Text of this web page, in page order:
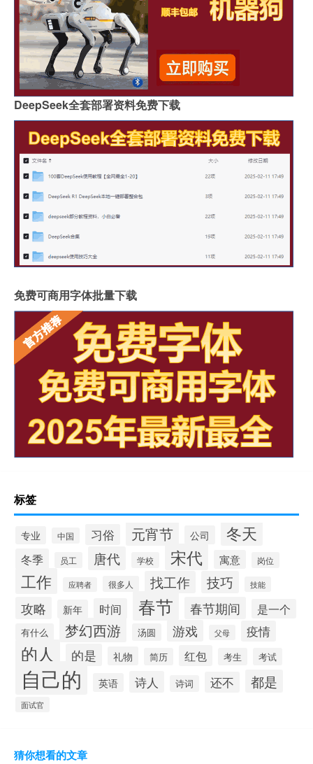
DeepSeek全套部署资料免费下载
免费可商用字体批量下载
标签
专业 中国 习俗 元宵节 公司 冬天
冬季 员工 唐代 学校 宋代 寓意 岗位
工作 应聘者 很多人 找工作 技巧 技能
攻略 新年 时间 春节 春节期间 是一个
有什么 梦幻西游 汤圆 游戏 父母 疫情
的人 的是 礼物 简历 红包 考生 考试
自己的 英语 诗人 诗词 还不 都是
面试官
猜你想看的文章